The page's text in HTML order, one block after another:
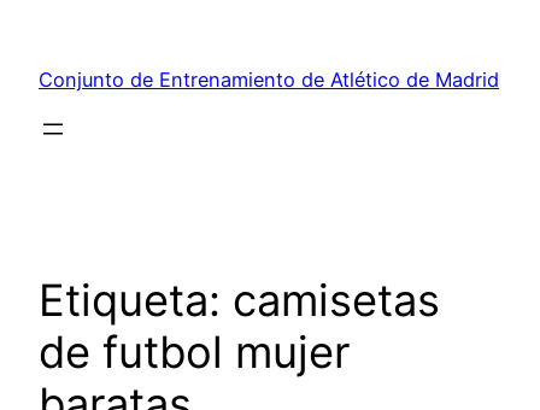
contenido
Conjunto de Entrenamiento de Atlético de Madrid
Etiqueta: camisetas
de futbol mujer